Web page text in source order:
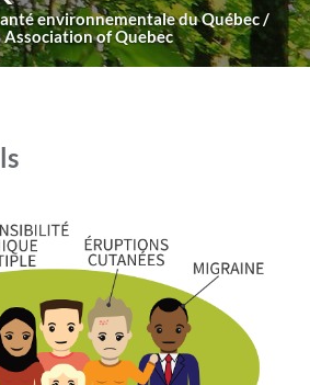
environnementale du Québec /
of Quebec